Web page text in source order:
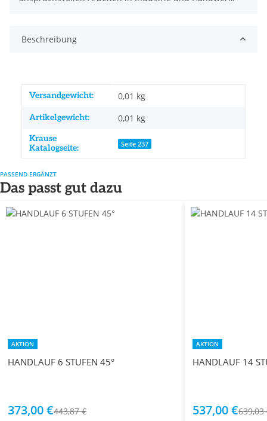
Beschreibung
Produkteigenschaft
Wert
Versandgewicht: 0,01 kg
Artikelgewicht: 0,01 kg
Krause
Katalogseite:
Seite 237
PASSEND ERGÄNZT
Das passt gut dazu
AKTION
HANDLAUF 6 STUFEN 45°
373,00 €443,87 €
AKTION
HANDLAUF 14
537,00 €639,03